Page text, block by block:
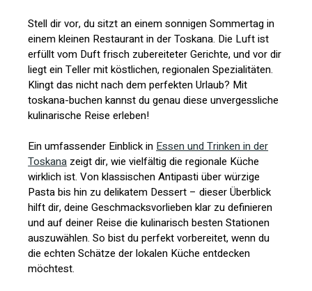
Stell dir vor, du sitzt an einem sonnigen Sommertag in
einem kleinen Restaurant in der Toskana. Die Luft ist
erfüllt vom Duft frisch zubereiteter Gerichte, und vor dir
liegt ein Teller mit köstlichen, regionalen Spezialitäten.
Klingt das nicht nach dem perfekten Urlaub? Mit
toskana-buchen kannst du genau diese unvergessliche
kulinarische Reise erleben!
Ein umfassender Einblick in Essen und Trinken in der
Toskana zeigt dir, wie vielfältig die regionale Küche
wirklich ist. Von klassischen Antipasti über würzige
Pasta bis hin zu delikatem Dessert – dieser Überblick
hilft dir, deine Geschmacksvorlieben klar zu definieren
und auf deiner Reise die kulinarisch besten Stationen
auszuwählen. So bist du perfekt vorbereitet, wenn du
die echten Schätze der lokalen Küche entdecken
möchtest.